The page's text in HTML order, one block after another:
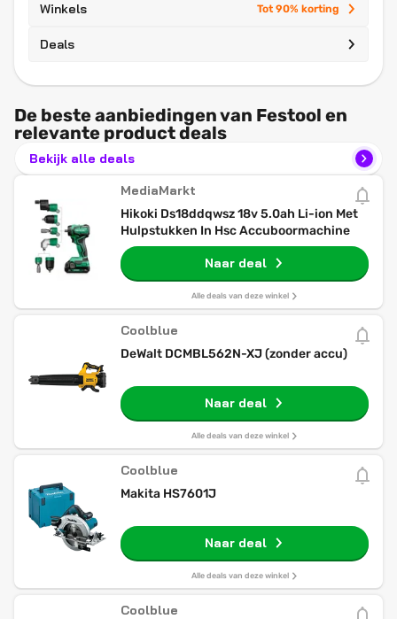
Winkels Tot 90% korting
Deals
De beste aanbiedingen van Festool en
relevante product deals
Bekijk alle deals
MediaMarkt
Hikoki Ds18ddqwsz 18v 5.0ah Li-ion Met
Hulpstukken In Hsc Accuboormachine
Naar deal
Alle deals van deze winkel
Coolblue
DeWalt DCMBL562N-XJ (zonder accu)
Naar deal
Alle deals van deze winkel
Coolblue
Makita HS7601J
Naar deal
Alle deals van deze winkel
Coolblue